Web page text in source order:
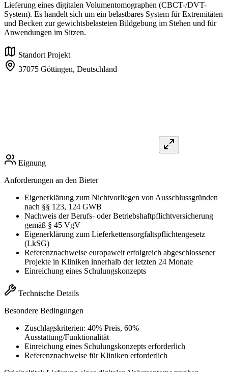
Lieferung eines digitalen Volumentomographen (CBCT-/DVT-
System). Es handelt sich um ein belastbares System für Extremitäten
und Becken zur gewichtsbelasteten Bildgebung im Stehen und für
Anwendungen im Sitzen.
Standort Projekt
37075 Göttingen, Deutschland
Eignung
Anforderungen an den Bieter
Eigenerklärung zum Nichtvorliegen von Ausschlussgründen
nach §§ 123, 124 GWB
Nachweis der Berufs- oder Betriebshaftpflichtversicherung
gemäß § 45 VgV
Eigenerklärung zum Lieferkettensorgfaltspflichtengesetz
(LkSG)
Referenznachweise europaweit erfolgreich abgeschlossener
Projekte in Kliniken innerhalb der letzten 24 Monate
Einreichung eines Schulungskonzepts
Technische Details
Besondere Bedingungen
Zuschlagskriterien: 40% Preis, 60%
Ausstattung/Funktionalität
Einreichung eines Schulungskonzepts erforderlich
Referenznachweise für Kliniken erforderlich